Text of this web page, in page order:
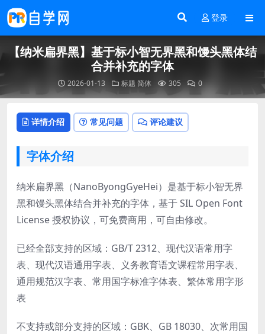
登录
【纳米扁界黑】基于标小智无界黑和馒头黑体结
合并补充的字体
2026-01-13 标题 简体 305 0
详情介绍 常见问题 评论建议
字体介绍
纳米扁界黑（NanoByongGyeHei）是基于标小智无界
黑和馒头黑体结合并补充的字体，基于 SIL Open Font
License 授权协议，可免费商用，可自由修改。
已经全部支持的区域：GB/T 2312、现代汉语常用字
表、现代汉语通用字表、义务教育语文课程常用字表、
通用规范汉字表、常用国字标准字体表、繁体常用字形
表
不支持或部分支持的区域：GBK、GB 18030、次常用国